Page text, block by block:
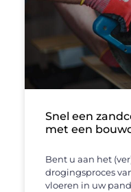
Snel een
met een
Bent u aan het
drogingsproces
vloeren in uw